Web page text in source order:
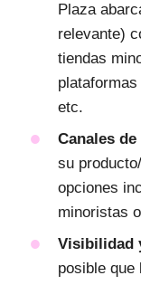
Plaza
relevante)
tiendas
etc.
Canales
su
opciones
minoristas
Visibilidad
posible